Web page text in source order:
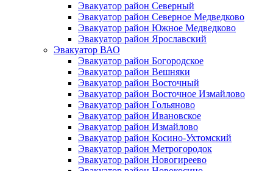
Эвакуатор район Северный
Эвакуатор район Северное Медведково
Эвакуатор район Южное Медведково
Эвакуатор район Ярославский
Эвакуатор ВАО
Эвакуатор район Богородское
Эвакуатор район Вешняки
Эвакуатор район Восточный
Эвакуатор район Восточное Измайлово
Эвакуатор район Гольяново
Эвакуатор район Ивановское
Эвакуатор район Измайлово
Эвакуатор район Косино-Ухтомский
Эвакуатор район Метрогородок
Эвакуатор район Новогиреево